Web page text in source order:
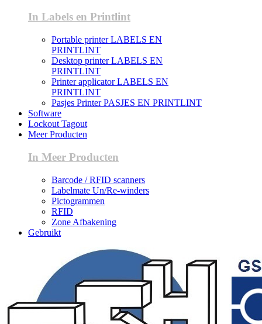
In Labels en Printlint
Portable printer LABELS EN
PRINTLINT
Desktop printer LABELS EN
PRINTLINT
Printer applicator LABELS EN
PRINTLINT
Pasjes Printer PASJES EN PRINTLINT
Software
Lockout Tagout
Meer Producten
In Meer Producten
Barcode / RFID scanners
Labelmate Un/Re-winders
Pictogrammen
RFID
Zone Afbakening
Gebruikt